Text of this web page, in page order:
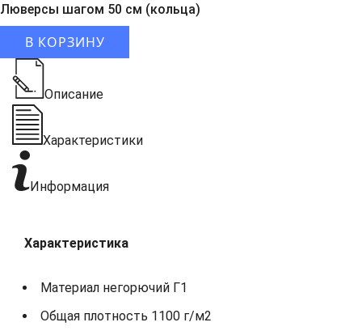
Люверсы шагом 50 см (кольца)
В КОРЗИНУ
Описание
Характеристики
Информация
Характеристика
Материал негорючий Г1
Общая плотность 1100 г/м2